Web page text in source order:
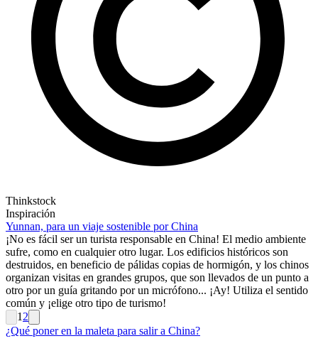
Thinkstock
Inspiración
Yunnan, para un viaje sostenible por China
¡No es fácil ser un turista responsable en China! El medio ambiente
sufre, como en cualquier otro lugar. Los edificios históricos son
destruidos, en beneficio de pálidas copias de hormigón, y los chinos
organizan visitas en grandes grupos, que son llevados de un punto a
otro por un guía gritando por un micrófono... ¡Ay! Utiliza el sentido
común y ¡elige otro tipo de turismo!
1 2
¿Qué poner en la maleta para salir a China?